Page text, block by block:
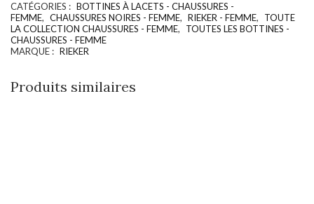
CATÉGORIES : BOTTINES À LACETS - CHAUSSURES -
FEMME, CHAUSSURES NOIRES - FEMME, RIEKER - FEMME,
TOUTE
LA COLLECTION CHAUSSURES - FEMME,
TOUTES LES BOTTINES -
CHAUSSURES - FEMME
MARQUE : RIEKER
Produits similaires